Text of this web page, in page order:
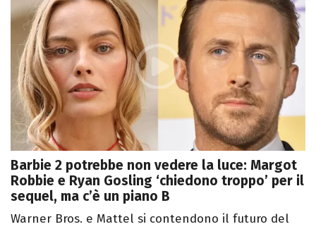
Barbie 2 potrebbe non vedere la luce: Margot
Robbie e Ryan Gosling ‘chiedono troppo’ per il
sequel, ma c’è un piano B
Warner Bros. e Mattel si contendono il futuro del